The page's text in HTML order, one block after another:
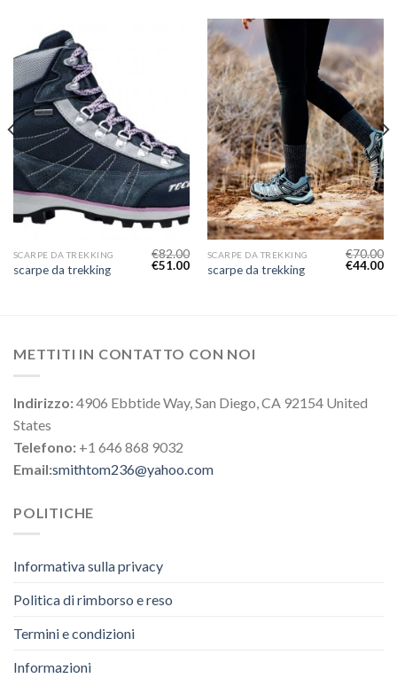
SCARPE DA TREKKING
scarpe da trekking
€82.00
€51.00
SCARPE DA TREKKING
scarpe da trekking
€70.00
€44.00
METTITI IN CONTATTO CON NOI
Indirizzo:4906 Ebbtide Way, San Diego, CA 92154 United
States
Telefono: +1 646 868 9032
Email:smithtom236@yahoo.com
POLITICHE
Informativa sulla privacy
Politica di rimborso e reso
Termini e condizioni
Informazioni